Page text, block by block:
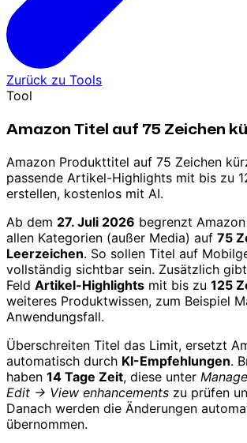
Zurück zu Tools
Tool
Amazon Titel auf 75 Zeichen
Amazon Produkttitel auf 75 Zeichen
passende Artikel-Highlights mit bis zu
erstellen, kostenlos mit AI.
Ab dem 27. Juli 2026 begrenzt
allen Kategorien (außer Media) auf 75
Leerzeichen. So sollen Titel auf
vollständig sichtbar sein. Zusätzlich
Feld Artikel-Highlights mit bis zu 125
weiteres Produktwissen, zum Beispiel
Anwendungsfall.
Überschreiten Titel das Limit, ersetzt
automatisch durch KI-Empfehlungen.
haben 14 Tage Zeit, diese unter
Edit → View enhancements zu prüfen
Danach werden die Änderungen
übernommen.